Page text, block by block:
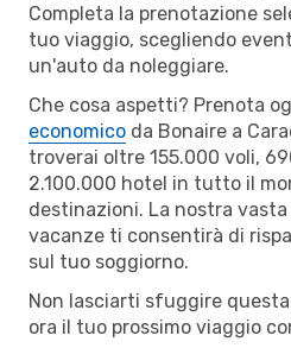
Completa la prenotazione
tuo viaggio, scegliendo
un'auto da noleggiare.
Che cosa aspetti? Prenota
economico da Bonaire a
troverai oltre 155.000 voli,
2.100.000 hotel in tutto il
destinazioni. La nostra
vacanze ti consentirà di
sul tuo soggiorno.
Non lasciarti sfuggire
ora il tuo prossimo viaggio